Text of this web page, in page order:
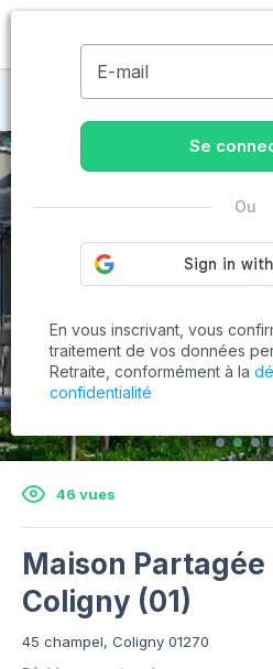
Maisons de retraite à
46 vues
Maison Partagée
Coligny (01)
45 champel, Coligny 01270
E-mail
Se
Ou
En vous inscrivant, vous
traitement de vos données
Retraite, conformément à la
confidentialité